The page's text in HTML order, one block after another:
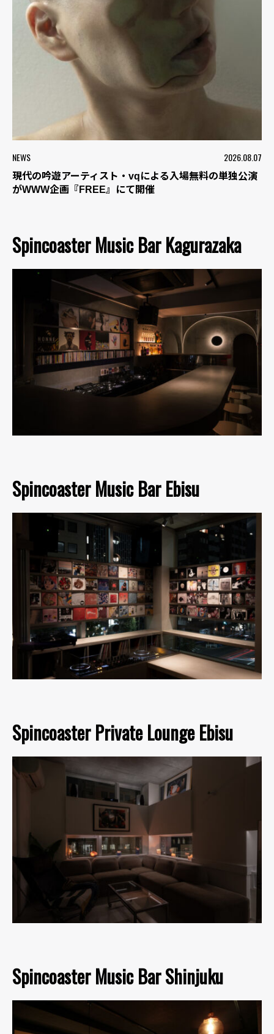
NEWS 2026.08.07
現代の吟遊アーティスト・vqによる入場無料の単独公演
がWWW企画『FREE』にて開催
Spincoaster Music Bar Kagurazaka
Spincoaster Music Bar Ebisu
Spincoaster Private Lounge Ebisu
Spincoaster Music Bar Shinjuku